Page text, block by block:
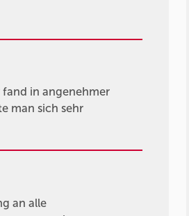
fand in angenehmer
man sich sehr
an alle